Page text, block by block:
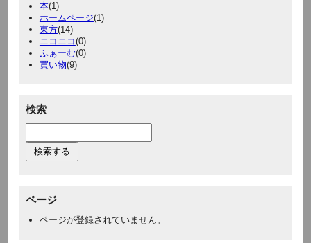
本(1)
ホームページ(1)
東方(14)
ニコニコ(0)
ふぁーむ(0)
買い物(9)
検索
ページ
ページが登録されていません。